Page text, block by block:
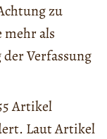
zu
als
Verfassung
Artikel
Laut Artikel